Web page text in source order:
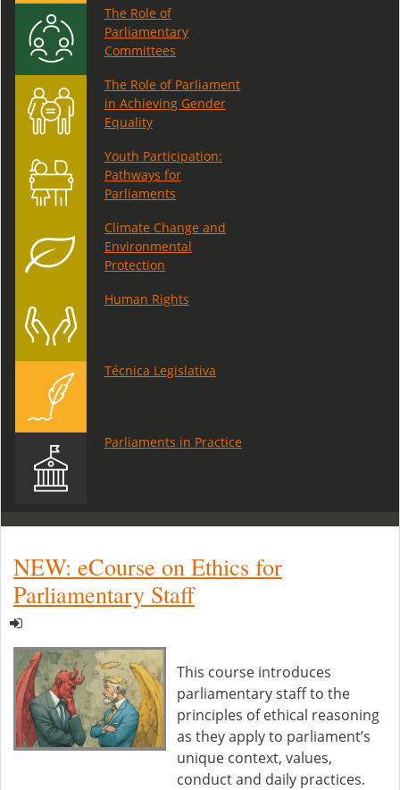
The Role of
Parliamentary
Committees
The Role of Parliament
in Achieving Gender
Equality
Youth Participation:
Pathways for
Parliaments
Climate Change and
Environmental
Protection
Human Rights
Técnica Legislativa
Parliaments in Practice
NEW: eCourse on Ethics for
Parliamentary Staff
This course introduces
parliamentary staff to the
principles of ethical reasoning
as they apply to parliament’s
unique context, values,
conduct and daily practices.